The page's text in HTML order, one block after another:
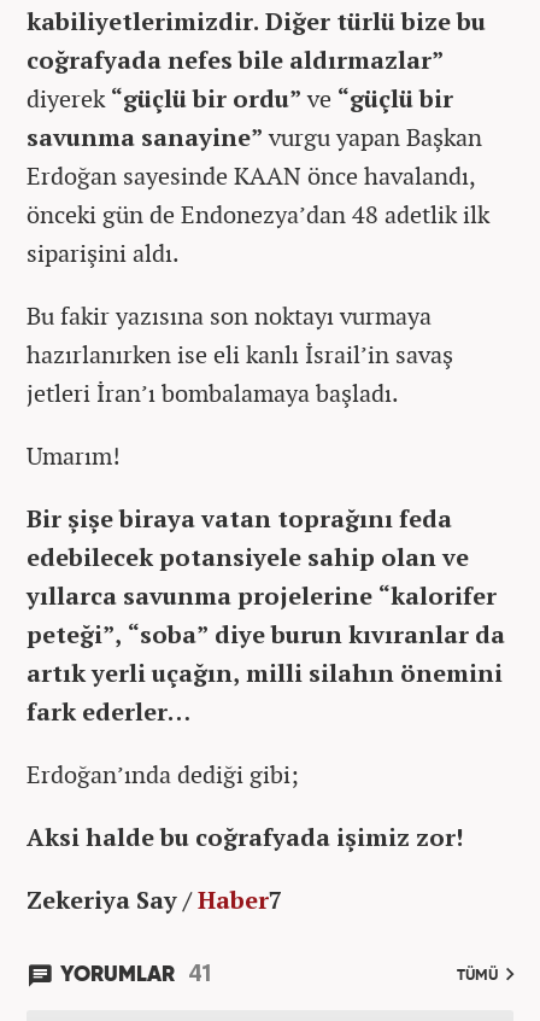
kabiliyetlerimizdir. Diğer türlü bize bu
coğrafyada nefes bile aldırmazlar”
diyerek“güçlü bir ordu”ve “güçlü bir
savunma sanayine”vurgu yapan Başkan
Erdoğan sayesinde KAAN önce havalandı,
önceki gün de Endonezya’dan 48 adetlik ilk
siparişini aldı.
Bu fakir yazısına son noktayı vurmaya
hazırlanırken ise eli kanlı İsrail’in savaş
jetleri İran’ı bombalamaya başladı.
Umarım!
Bir şişe biraya vatan toprağını feda
edebilecek potansiyele sahip olan ve
yıllarca savunma projelerine “kalorifer
peteği”, “soba” diye burun kıvıranlar da
artık yerli uçağın, milli silahın önemini
fark ederler…
Erdoğan’ında dediği gibi;
Aksi halde bu coğrafyada işimiz zor!
Zekeriya Say /Haber7
YORUMLAR 41 TÜMÜ